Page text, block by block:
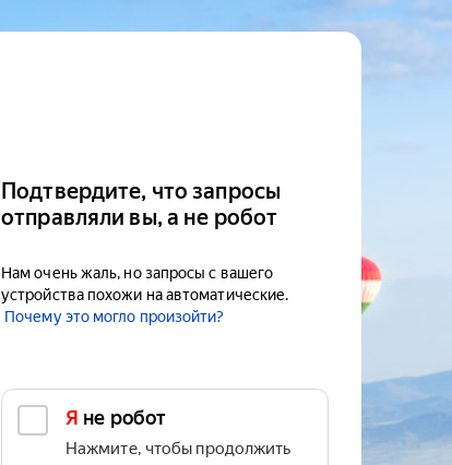
Подтвердите, что запросы
отправляли вы, а не робот
Нам очень жаль, но запросы с вашего
устройства похожи на автоматические.
Почему это могло произойти?
Я не робот
Нажмите, чтобы продолжить